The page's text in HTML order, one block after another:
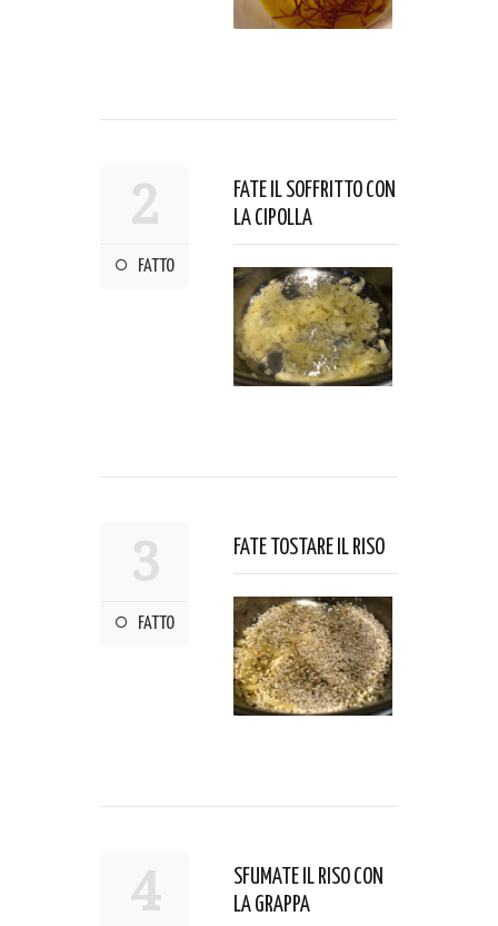
2
FATTO
FATE IL SOFFRITTO CON
LA CIPOLLA
3
FATTO
FATE TOSTARE IL RISO
4
SFUMATE IL RISO CON
LA GRAPPA